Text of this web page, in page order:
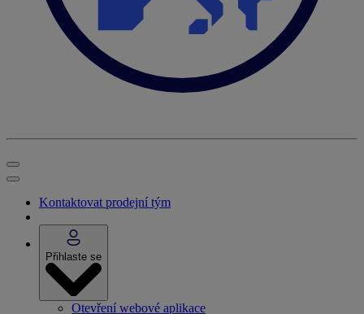
Kontaktovat prodejní tým
Přihlaste se
Otevření webové aplikace